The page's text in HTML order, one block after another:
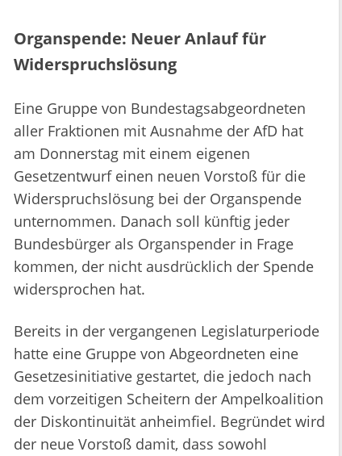
Organspende: Neuer Anlauf für
Widerspruchslösung
Eine Gruppe von Bundestagsabgeordneten
aller Fraktionen mit Ausnahme der AfD hat
am Donnerstag mit einem eigenen
Gesetzentwurf einen neuen Vorstoß für die
Widerspruchslösung bei der Organspende
unternommen. Danach soll künftig jeder
Bundesbürger als Organspender in Frage
kommen, der nicht ausdrücklich der Spende
widersprochen hat.
Bereits in der vergangenen Legislaturperiode
hatte eine Gruppe von Abgeordneten eine
Gesetzesinitiative gestartet, die jedoch nach
dem vorzeitigen Scheitern der Ampelkoalition
der Diskontinuität anheimfiel. Begründet wird
der neue Vorstoß damit, dass sowohl